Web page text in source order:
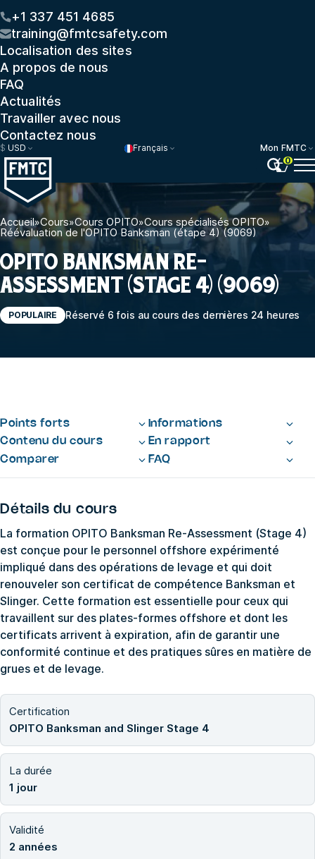
+1 337 451 4685
training@fmtcsafety.com
Localisation des sites
A propos de nous
FAQ
Actualités
Travailler avec nous
Contactez nous
$ USD Français
Mon FMTC
0
Accueil»Cours»Cours OPITO»Cours spécialisés OPITO»
Réévaluation de l'OPITO Banksman (étape 4) (9069)
OPITO BANKSMAN RE-
ASSESSMENT (STAGE 4) (9069)
POPULAIRE Réservé 6 fois au cours des dernières 24 heures
Points forts
Informations
Contenu du cours
En rapport
Comparer
FAQ
Détails du cours
La formation OPITO Banksman Re-Assessment (Stage 4)
est conçue pour le personnel offshore expérimenté
impliqué dans des opérations de levage et qui doit
renouveler son certificat de compétence Banksman et
Slinger. Cette formation est essentielle pour ceux qui
travaillent sur des plates-formes offshore et dont les
certificats arrivent à expiration, afin de garantir une
conformité continue et des pratiques sûres en matière de
grues et de levage.
Certification
OPITO Banksman and Slinger Stage 4
La durée
1 jour
Validité
2 années